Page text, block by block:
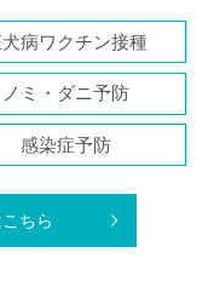
病ワクチン接種
ノミ・ダニ予防
感染症予防
ちら